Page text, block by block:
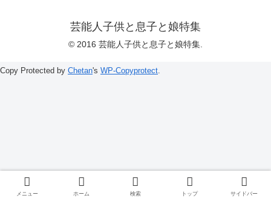
芸能人子供と息子と娘特集
© 2016 芸能人子供と息子と娘特集.
メニュー ホーム 検索 トップ サイドバー
Copy Protected by Chetan's WP-Copyprotect.